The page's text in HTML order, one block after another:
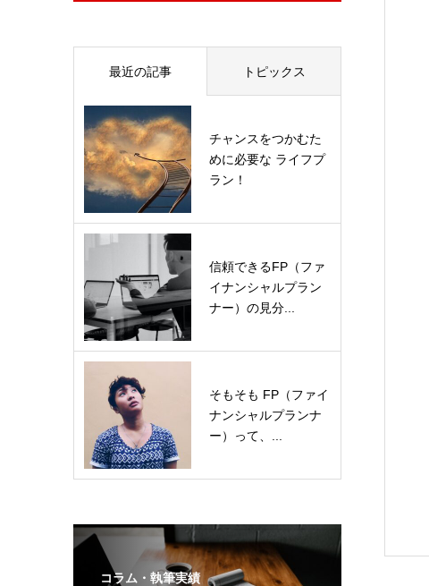
最近の記事 トピックス
チャンスをつかむた
めに必要な ライフプ
ラン！
信頼できるFP（ファ
イナンシャルプラン
ナー）の見分...
そもそも FP（ファイ
ナンシャルプランナ
ー）って、...
コラム・執筆実績